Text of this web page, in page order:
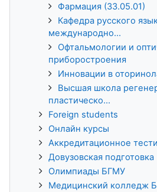
Фармация (33.05.01)
Кафедра русского
международно...
Офтальмологии и
приборостроения
Инновации в
Высшая школа
пластическо...
Foreign students
Онлайн курсы
Аккредитационное
Довузовская подготовка
Олимпиады БГМУ
Медицинский колледж